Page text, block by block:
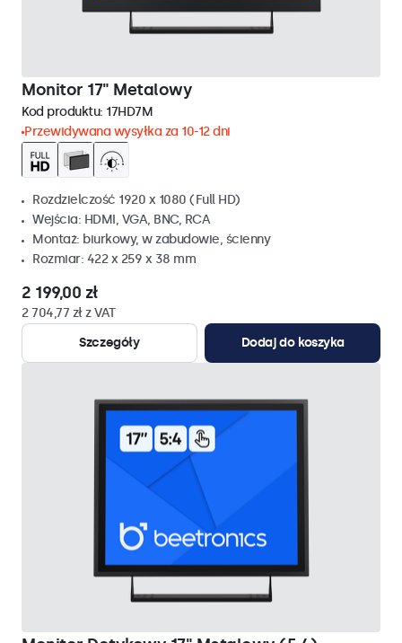
Monitor 17" Metalowy
Kod produktu: 17HD7M
Przewidywana wysyłka za 10-12 dni
Rozdzielczość 1920 x 1080 (Full HD)
Wejścia: HDMI, VGA, BNC, RCA
Montaż: biurkowy, w zabudowie, ścienny
Rozmiar: 422 x 259 x 38 mm
2 199,00 zł
2 704,77 zł z VAT
Szczegóły
Dodaj do koszyka